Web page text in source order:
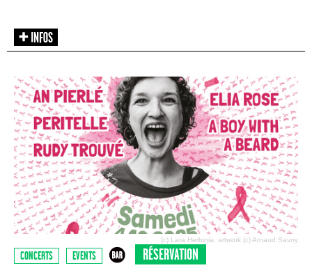
(c) Lara Herbinia, artwork (c) Arnaud Savoy
CONCERTS EVENTS RÉSERVATION